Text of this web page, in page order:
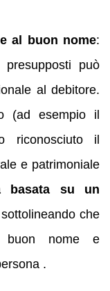
al buon nome:
presupposti può
al debitore.
(ad esempio il
riconosciuto il
e patrimoniale
basata su un
che
buon nome e
.